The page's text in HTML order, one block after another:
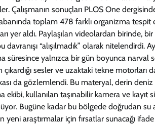
Çalışmanın sonuçları PLOS One
toplam 478 farklı organizma tespit
yer aldı. Paylaşılan videolardan birinde,
“alışılmadık” olarak
süresince yalnızca bir gün boyunca narval
çıkardığı sesler ve uzaktaki tekne
da gözlemlendi. Bu materyal, derin
ekibi, kullanılan taşınabilir kamera ve
Bugüne kadar bu bölgede doğrudan su
yeni araştırmalar için fırsatlar sunacağı